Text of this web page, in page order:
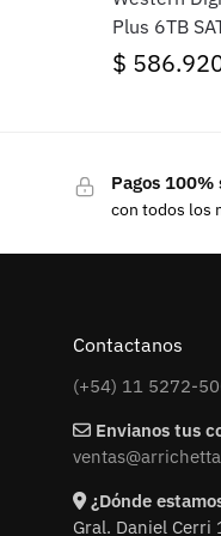
Plus 6TB
5400rpm
$
Pagos 100%
con todos los
Contactanos
(+54) 11 5272-
Envianos tus
¿Dónde
Gral. Daniel Cerri